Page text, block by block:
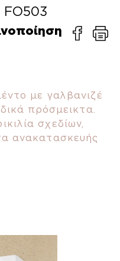
FO503
με γαλβανιζέ
πρόσμεικτα.
σχεδίων,
ανακατασκευής